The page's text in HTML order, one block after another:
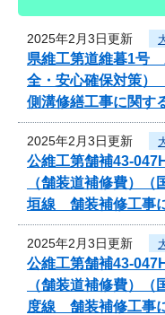
2025年2月3日更新
県維工第道維暮1号
全・安心確保対策
側溝修繕工事に関す
2025年2月3日更新
公維工第舗補43-
（舗装道補修費）
垣線 舗装補修工事
2025年2月3日更新
公維工第舗補43-
（舗装道補修費）
度線 舗装補修工事